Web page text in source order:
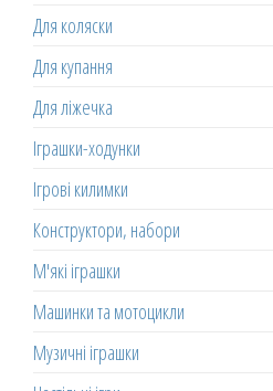
Для коляски
Для купання
Для ліжечка
Іграшки-ходунки
Ігрові килимки
Конструктори, набори
М'які іграшки
Машинки та мотоцикли
Музичні іграшки